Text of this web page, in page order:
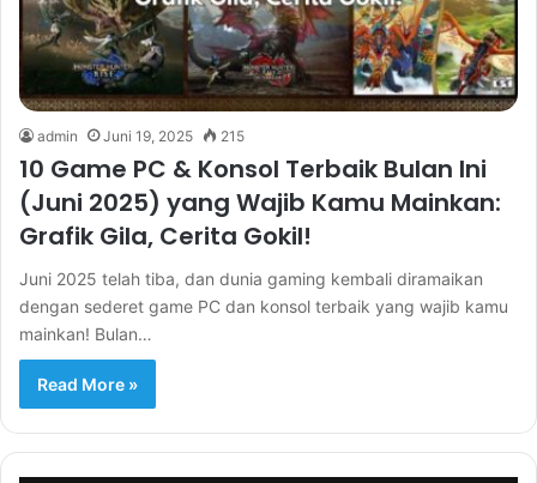
admin Juni 19, 2025 215
10 Game PC & Konsol Terbaik Bulan Ini
(Juni 2025) yang Wajib Kamu Mainkan:
Grafik Gila, Cerita Gokil!
Juni 2025 telah tiba, dan dunia gaming kembali diramaikan
dengan sederet game PC dan konsol terbaik yang wajib kamu
mainkan! Bulan…
Read More »